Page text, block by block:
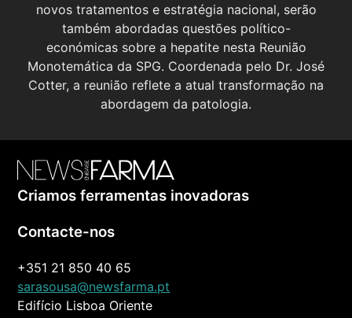
novos tratamentos e estratégia nacional, serão
também abordadas questões político-
económicas sobre a hepatite nesta Reunião
Monotemática da SPG. Coordenada pelo Dr. José
Cotter, a reunião reflete a atual transformação na
abordagem da patologia.
Criamos ferramentas inovadoras
Contacte-nos
+351 21 850 40 65
sarasousa@newsfarma.pt
Edifício Lisboa Oriente